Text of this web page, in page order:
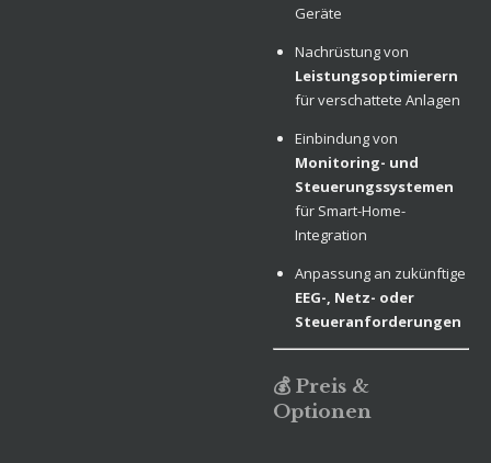
Geräte
Nachrüstung von
Leistungsoptimierern
für verschattete Anlagen
Einbindung von
Monitoring- und
Steuerungssystemen
für Smart-Home-
Integration
Anpassung an zukünftige
EEG-, Netz- oder
Steueranforderungen
💰 Preis &
Optionen